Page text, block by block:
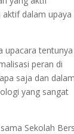
dalam upaya
upacara tentunya
peran di
saja dan
yang sangat
Sekolah